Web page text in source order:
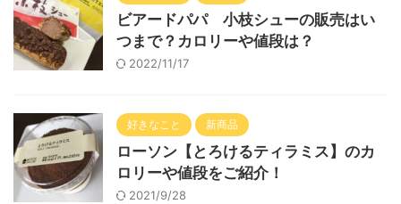
ビアードパパ 小枝シューの販売はい
つまで？カロリーや値段は？
2022/11/17
好きなこと 新商品
ローソン【とろけるティラミス】のカ
ロリーや値段をご紹介！
2021/9/28